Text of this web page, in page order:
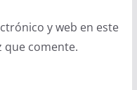
y web en este
que comente.